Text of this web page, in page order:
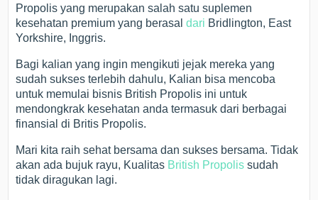
Propolis yang merupakan salah satu suplemen
kesehatan premium yang berasaldari Bridlington, East
Yorkshire, Inggris.
Bagi kalian yang ingin mengikuti jejak mereka yang
sudah sukses terlebih dahulu, Kalian bisa mencoba
untuk memulai bisnis British Propolis ini untuk
mendongkrak kesehatan anda termasuk dari berbagai
finansial di Britis Propolis.
Mari kita raih sehat bersama dan sukses bersama. Tidak
akan ada bujuk rayu, Kualitas British Propolis sudah
tidak diragukan lagi.